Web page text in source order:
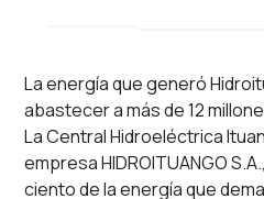
La energía que generó
abastecer a más de 12
La Central Hidroeléctrica
empresa HIDROITUANGO
ciento de la energía que